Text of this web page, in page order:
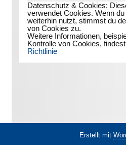
Datenschutz & Cookies:
verwendet Cookies. Wenn
weiterhin nutzt, stimmst du
von Cookies zu.
Weitere Informationen,
Kontrolle von Cookies,
Richtlinie
Erstellt mit